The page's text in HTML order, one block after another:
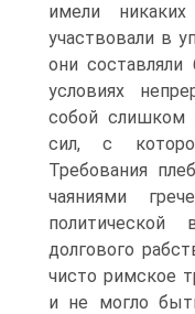
имели
участвовали в
они
условиях
собой слишком
сил, с
Требования
чаяниями
долгового
чисто римское
и не могло